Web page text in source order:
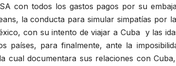
con todos los gastos pagos por su
la conducta para simular simpatías por
con su intento de viajar a Cuba y las
países, para finalmente, ante la
cual documentara sus relaciones con